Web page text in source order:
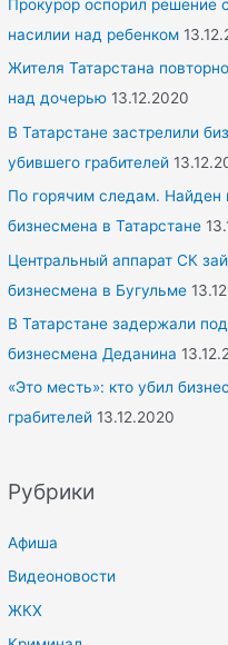
Прокурор оспорил решение
насилии над ребенком
Жителя Татарстана
над дочерью 13.12.2020
В Татарстане застрелили
убившего грабителей
По горячим следам. Найден
бизнесмена в Татарстане
Центральный аппарат СК
бизнесмена в Бугульме
В Татарстане задержали
бизнесмена Деданина
«Это месть»: кто убил
грабителей 13.12.2020
Рубрики
Афиша
Видеоновости
ЖКХ